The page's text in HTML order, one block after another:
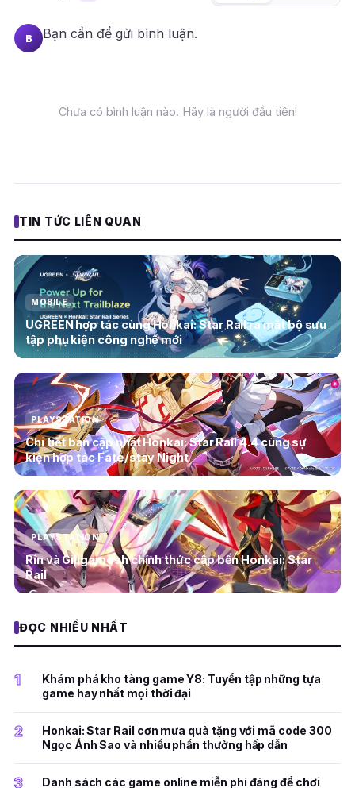
B Bạn cần để gửi bình luận.
Chưa có bình luận nào. Hãy là người đầu tiên!
TIN TỨC LIÊN QUAN
MOBILE
UGREEN hợp tác cùng Honkai: Star Rail ra mắt bộ sưu
tập phụ kiện công nghệ mới
PLAYSTATION
Chi tiết bản cập nhật Honkai: Star Rail 4.4 cùng sự
kiện hợp tác Fate/stay Night
PLAYSTATION
Rin và Gillgamesh chính thức cập bến Honkai: Star
Rail
ĐỌC NHIỀU NHẤT
1
Khám phá kho tàng game Y8: Tuyển tập những tựa
game hay nhất mọi thời đại
2
Honkai: Star Rail cơn mưa quà tặng với mã code 300
Ngọc Ánh Sao và nhiều phần thưởng hấp dẫn
3
Danh sách các game online miễn phí đáng để chơi